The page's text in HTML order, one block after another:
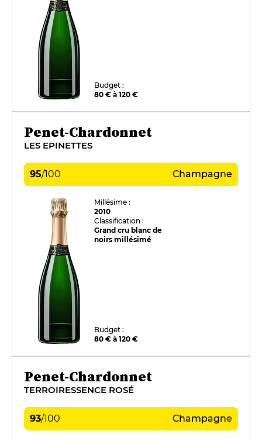
Budget :
80 € à 120 €
Penet-Chardonnet
LES EPINETTES
95/100 Champagne
Millésime :
2010
Classification :
Grand cru blanc de
noirs millésimé
Budget :
80 € à 120 €
Penet-Chardonnet
TERROIRESSENCE ROSÉ
93/100 Champagne